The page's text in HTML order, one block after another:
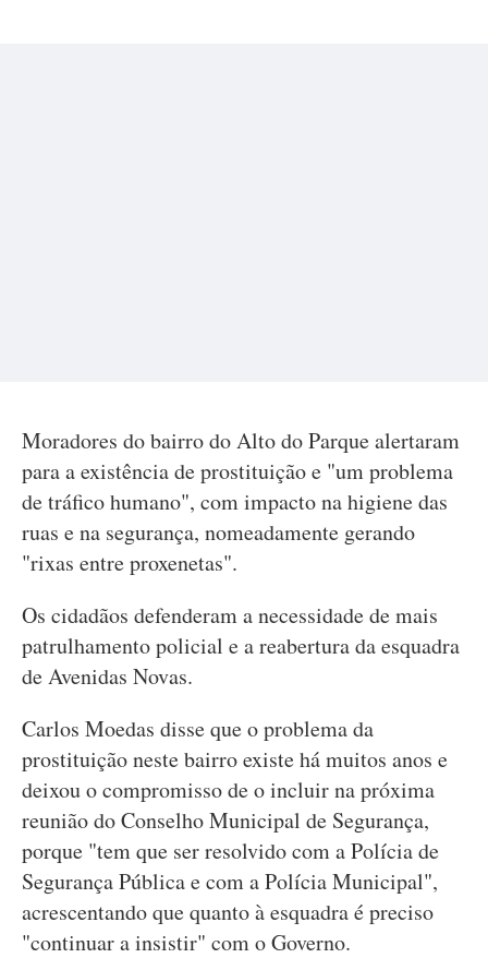
Moradores do bairro do Alto do Parque alertaram
para a existência de prostituição e "um problema
de tráfico humano", com impacto na higiene das
ruas e na segurança, nomeadamente gerando
"rixas entre proxenetas".
Os cidadãos defenderam a necessidade de mais
patrulhamento policial e a reabertura da esquadra
de Avenidas Novas.
Carlos Moedas disse que o problema da
prostituição neste bairro existe há muitos anos e
deixou o compromisso de o incluir na próxima
reunião do Conselho Municipal de Segurança,
porque "tem que ser resolvido com a Polícia de
Segurança Pública e com a Polícia Municipal",
acrescentando que quanto à esquadra é preciso
"continuar a insistir" com o Governo.